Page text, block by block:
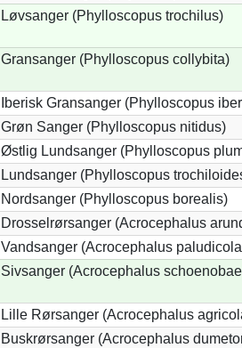
Løvsanger (Phylloscopus trochilus)
Gransanger (Phylloscopus collybita)
Iberisk Gransanger (Phylloscopus
Grøn Sanger (Phylloscopus nitidus)
Østlig Lundsanger (Phylloscopus
Lundsanger (Phylloscopus
Nordsanger (Phylloscopus borealis)
Drosselrørsanger (Acrocephalus
Vandsanger (Acrocephalus
Sivsanger (Acrocephalus
Lille Rørsanger (Acrocephalus
Buskrørsanger (Acrocephalus